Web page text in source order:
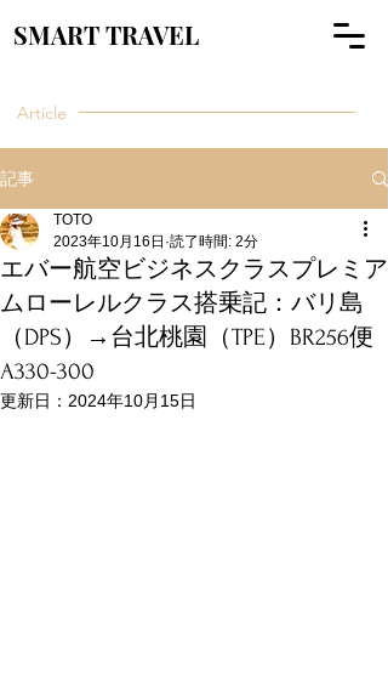
SMART TRAVEL
Article
記事
エバー航空ビジネスクラスプレミア
ムローレルクラス搭乗記：バリ島
（DPS）→台北桃園（TPE）BR256便
A330-300
TOTO
2023年10月16日 読了時間: 2分
更新日： 2024年10月15日